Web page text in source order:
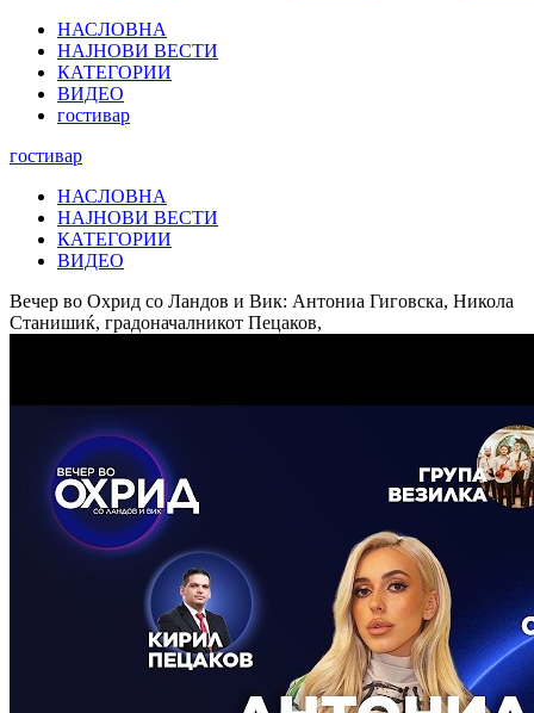
НАСЛОВНА
НАЈНОВИ ВЕСТИ
КАТЕГОРИИ
ВИДЕО
гостивар
гостивар
НАСЛОВНА
НАЈНОВИ ВЕСТИ
КАТЕГОРИИ
ВИДЕО
Вечер во Охрид со Ландов и Вик: Антониа Гиговска, Никола
Станишиќ, градоначалникот Пецаков,